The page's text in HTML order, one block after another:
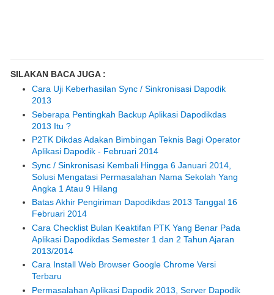
SILAKAN BACA JUGA :
Cara Uji Keberhasilan Sync / Sinkronisasi Dapodik
2013
Seberapa Pentingkah Backup Aplikasi Dapodikdas
2013 Itu ?
P2TK Dikdas Adakan Bimbingan Teknis Bagi Operator
Aplikasi Dapodik - Februari 2014
Sync / Sinkronisasi Kembali Hingga 6 Januari 2014,
Solusi Mengatasi Permasalahan Nama Sekolah Yang
Angka 1 Atau 9 Hilang
Batas Akhir Pengiriman Dapodikdas 2013 Tanggal 16
Februari 2014
Cara Checklist Bulan Keaktifan PTK Yang Benar Pada
Aplikasi Dapodikdas Semester 1 dan 2 Tahun Ajaran
2013/2014
Cara Install Web Browser Google Chrome Versi
Terbaru
Permasalahan Aplikasi Dapodik 2013, Server Dapodik